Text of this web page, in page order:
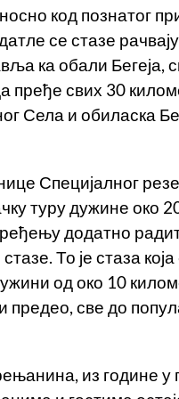
код познатог
се стазе
ка обали Бегеја,
пређе свих 30
Села и обиласка
Специјалног
туру дужине око
додатно
То је стаза
од око 10
све до
из године у